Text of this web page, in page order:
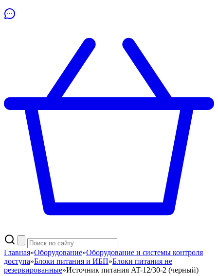
Главная»Оборудование»Оборудование и системы контроля
доступа»Блоки питания и ИБП»Блоки питания не
резервированные»Источник питания AT-12/30-2 (черный)